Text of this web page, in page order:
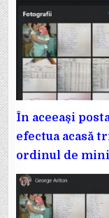
În aceeași
efectua acasă
ordinul de